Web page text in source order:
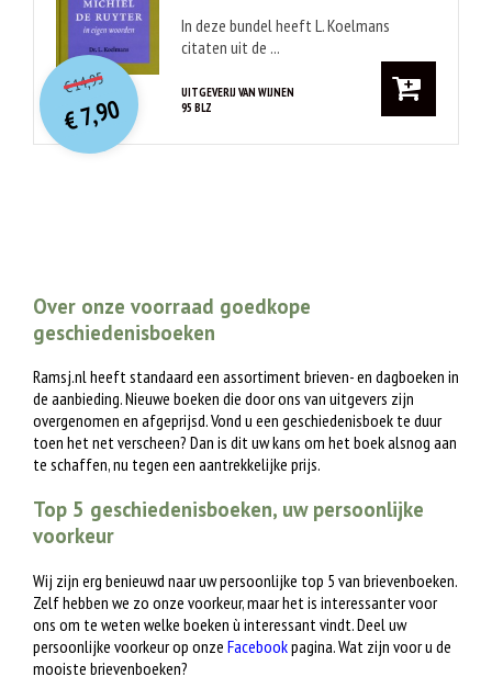
In deze bundel heeft L. Koelmans
citaten uit de ...
UITGEVERIJ VAN WIJNEN
95 BLZ
€14,95O
orspr
onkelijke
prijs
was:
€ 14,95.
€7,90
Huidige
prijs
is:
€ 7,90.
Over onze voorraad goedkope
geschiedenisboeken
Ramsj.nl heeft standaard een assortiment brieven- en dagboeken in
de aanbieding. Nieuwe boeken die door ons van uitgevers zijn
overgenomen en afgeprijsd. Vond u een geschiedenisboek te duur
toen het net verscheen? Dan is dit uw kans om het boek alsnog aan
te schaffen, nu tegen een aantrekkelijke prijs.
Top 5 geschiedenisboeken, uw persoonlijke
voorkeur
Wij zijn erg benieuwd naar uw persoonlijke top 5 van brievenboeken.
Zelf hebben we zo onze voorkeur, maar het is interessanter voor
ons om te weten welke boeken ù interessant vindt. Deel uw
persoonlijke voorkeur op onze Facebookpagina. Wat zijn voor u de
mooiste brievenboeken?